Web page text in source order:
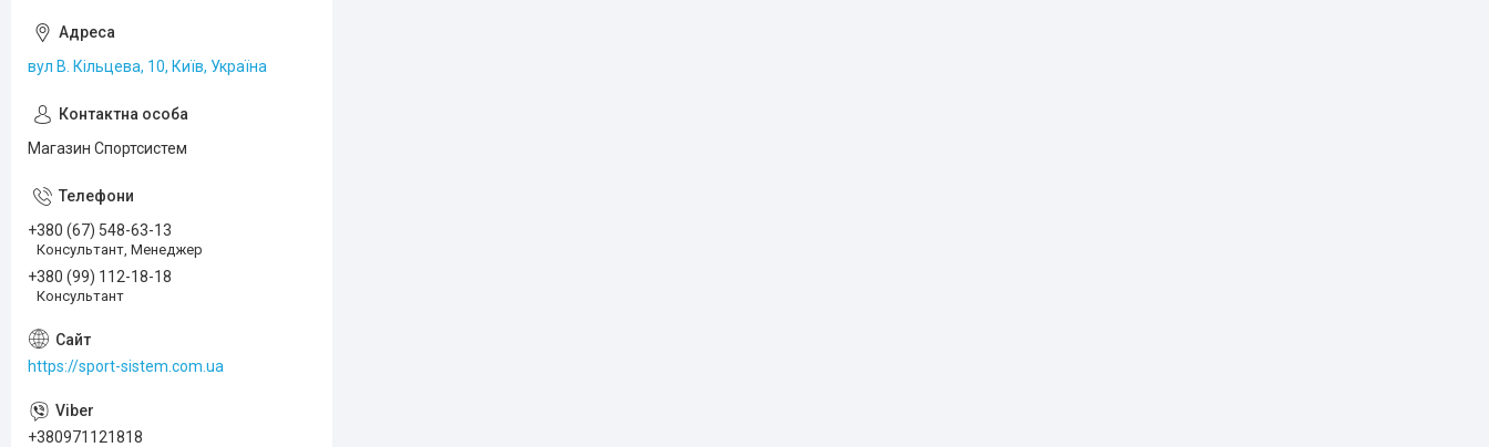
вул В. Кільцева, 10, Київ, Україна
Магазин Спортсистем
+380 (67) 548-63-13
Консультант, Менеджер
+380 (99) 112-18-18
Консультант
https://sport-sistem.com.ua
+380971121818